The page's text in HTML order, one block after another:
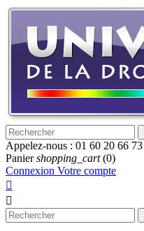
Appelez-nous : 01 60 20 66 73
Panier shopping_cart (0)
Connexion Votre compte

